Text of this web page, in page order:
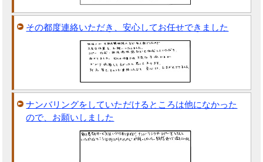
その都度連絡いただき、安心してお任せできました
ナンバリングをしていただけるところは他になかった
ので、お願いしました